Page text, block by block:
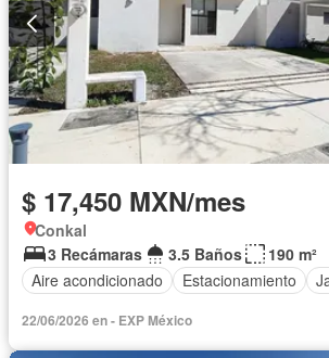
$ 17,450 MXN/mes
Conkal
3 Recámaras
3.5 Baños
190 m²
Aire acondicionado
Estacionamiento
22/06/2026 en - EXP México